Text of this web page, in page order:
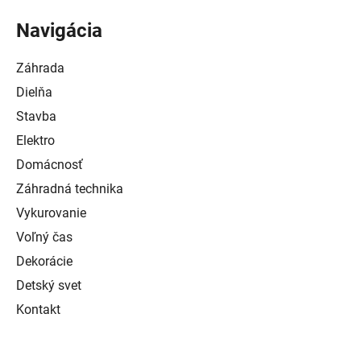
Navigácia
Záhrada
Dielňa
Stavba
Elektro
Domácnosť
Záhradná technika
Vykurovanie
Voľný čas
Dekorácie
Detský svet
Kontakt